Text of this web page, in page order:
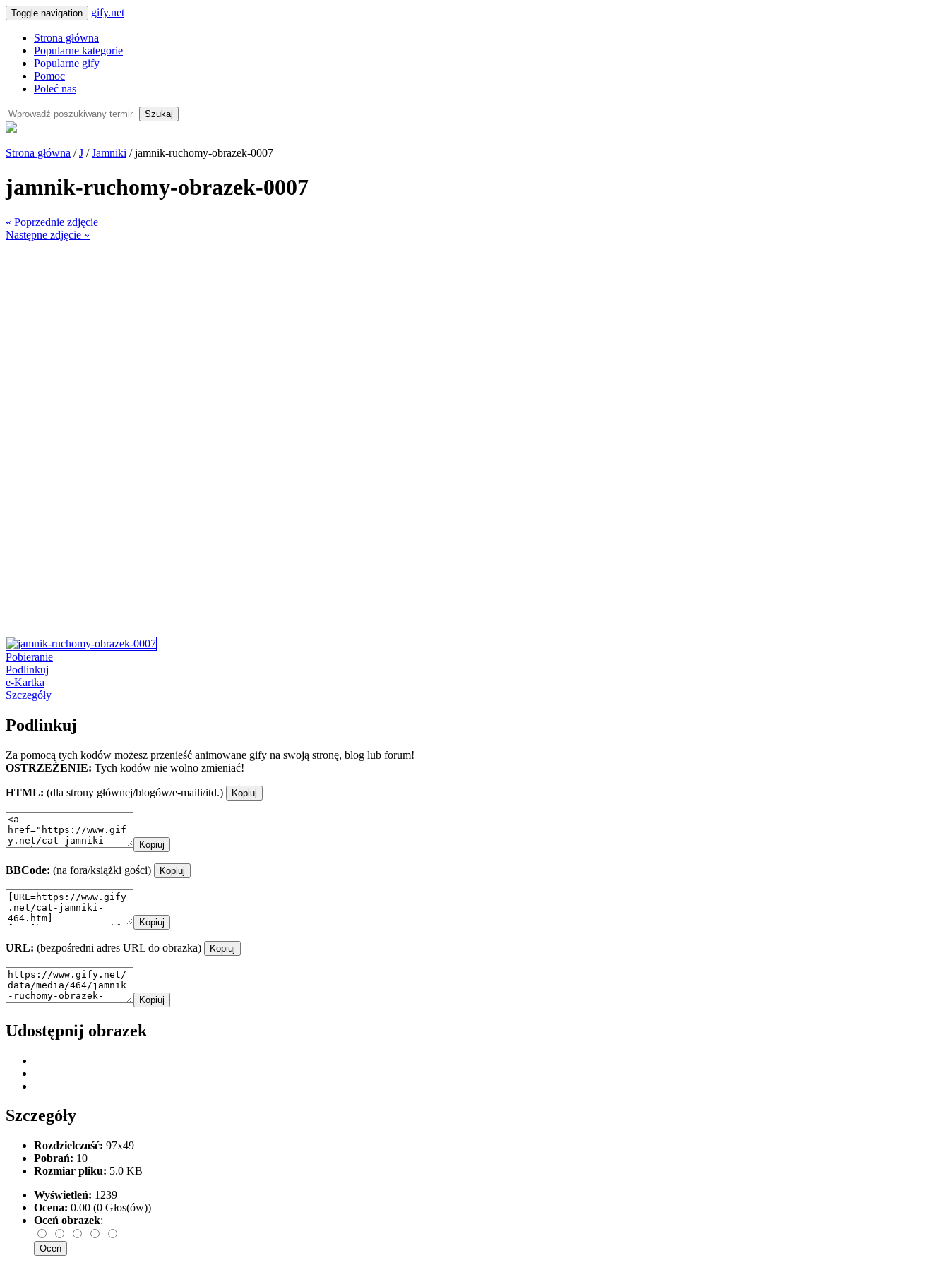
Toggle navigation gify.net
Strona główna
Popularne kategorie
Popularne gify
Pomoc
Poleć nas
Szukaj
Strona główna /J /Jamniki / jamnik-ruchomy-obrazek-0007
jamnik-ruchomy-obrazek-0007
« Poprzednie zdjęcie
Następne zdjęcie »
Pobieranie
Podlinkuj
e-Kartka
Szczegóły
Podlinkuj
Za pomocą tych kodów możesz przenieść animowane gify na swoją stronę, blog lub forum!
OSTRZEŻENIE: Tych kodów nie wolno zmieniać!
HTML: (dla strony głównej/blogów/e-maili/itd.) Kopiuj
Kopiuj
BBCode: (na fora/książki gości) Kopiuj
Kopiuj
URL: (bezpośredni adres URL do obrazka) Kopiuj
Kopiuj
Udostępnij obrazek
Szczegóły
Rozdzielczość: 97x49
Pobrań: 10
Rozmiar pliku: 5.0 KB
Wyświetleń: 1239
Ocena: 0.00 (0 Głos(ów))
Oceń obrazek: